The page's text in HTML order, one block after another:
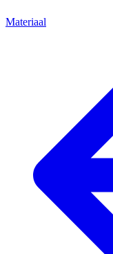
Materiaal